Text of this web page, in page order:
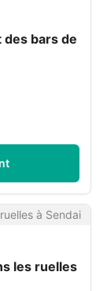
des bars de
les ruelles